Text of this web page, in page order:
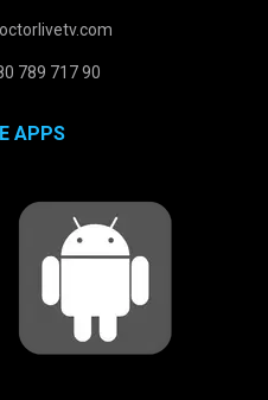
789 717 90
APPS